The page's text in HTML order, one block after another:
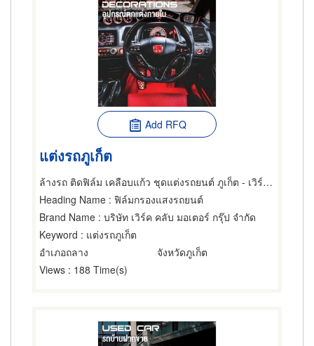
Add RFQ
แต่งรถภูเก็ต
ล้างรถ ติดฟิล์ม เคลือบแก้ว ชุดแต่งรถยนต์ ภูเก็ต - เวิร์คคลับ
Heading Name : ฟิล์มกรองแสงรถยนต์
Brand Name : บริษัท เวิร์ค คลับ มอเตอร์ กรุ๊ป จำกัด
Keyword : แต่งรถภูเก็ต
อำเภอถลาง
จังหวัดภูเก็ต
Views : 188 Time(s)